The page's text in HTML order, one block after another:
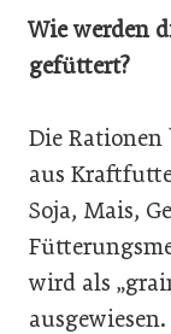
Wie werden
gefüttert?
Die Rationen
aus
Soja, Mais,
wird als